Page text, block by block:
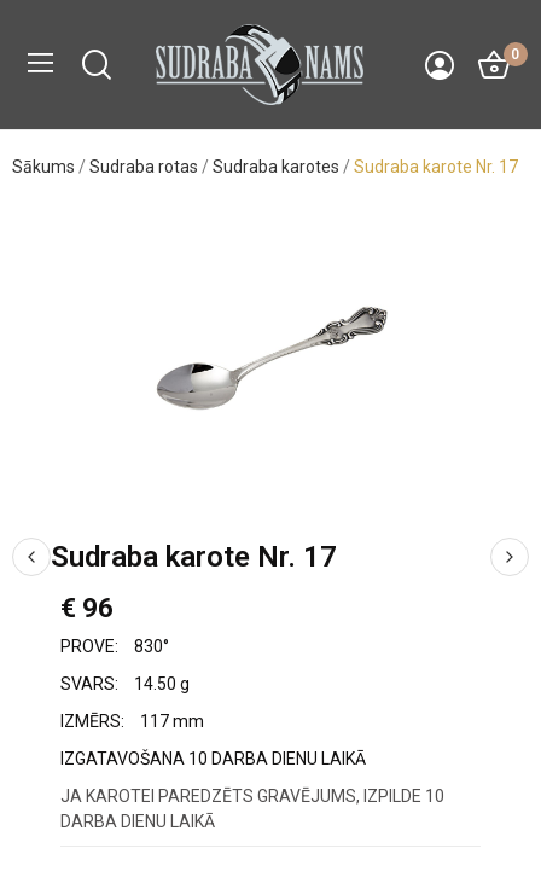
0
Sākums Sudraba rotas Sudraba karotes Sudraba karote Nr. 17
Sudraba karote Nr. 17
€ 96
PROVE:
830°
SVARS:
14.50 g
IZMĒRS:
117 mm
IZGATAVOŠANA 10 DARBA DIENU LAIKĀ
JA KAROTEI PAREDZĒTS GRAVĒJUMS, IZPILDE 10
DARBA DIENU LAIKĀ